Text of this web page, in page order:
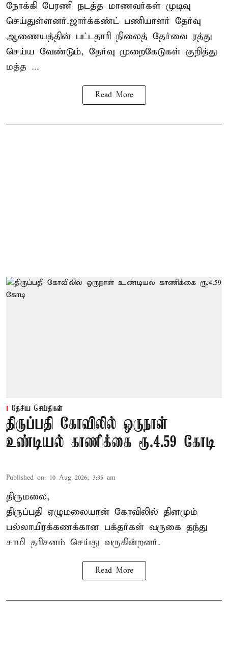
நோக்கி பேரணி நடத்த மாணவர்கள் முடிவு
செய்துள்ளனர்.ஜார்க்கண்ட் பணியாளர் தேர்வு
ஆணையத்தின் பட்டதாரி நிலைத் தேர்வை ரத்து
செய்ய வேண்டும், தேர்வு முறைகேடுகள் குறித்து
மத்த ...
Read More
தேசிய செய்திகள்
திருப்பதி கோவிலில் ஒருநாள்
உண்டியல் காணிக்கை ரூ.4.59 கோடி
Published on: 10 Aug 2026, 3:35 am
திருமலை,
திருப்பதி ஏழுமலையான் கோவிலில் தினமும்
பல்லாயிரக்கணக்கான பக்தர்கள் வருகை தந்து
சாமி தரிசனம் செய்து வருகின்றனர்.
Read More